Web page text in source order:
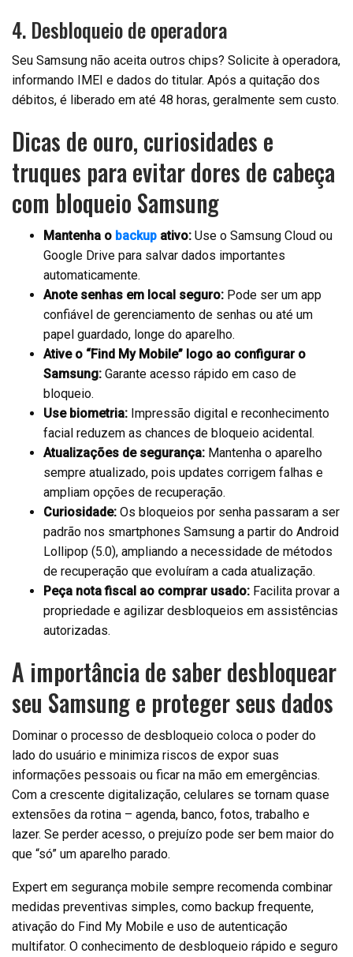
4. Desbloqueio de operadora
Seu Samsung não aceita outros chips? Solicite à operadora,
informando IMEI e dados do titular. Após a quitação dos
débitos, é liberado em até 48 horas, geralmente sem custo.
Dicas de ouro, curiosidades e
truques para evitar dores de cabeça
com bloqueio Samsung
Mantenha o backup ativo: Use o Samsung Cloud ou
Google Drive para salvar dados importantes
automaticamente.
Anote senhas em local seguro: Pode ser um app
confiável de gerenciamento de senhas ou até um
papel guardado, longe do aparelho.
Ative o “Find My Mobile” logo ao configurar o
Samsung: Garante acesso rápido em caso de
bloqueio.
Use biometria: Impressão digital e reconhecimento
facial reduzem as chances de bloqueio acidental.
Atualizações de segurança: Mantenha o aparelho
sempre atualizado, pois updates corrigem falhas e
ampliam opções de recuperação.
Curiosidade: Os bloqueios por senha passaram a ser
padrão nos smartphones Samsung a partir do Android
Lollipop (5.0), ampliando a necessidade de métodos
de recuperação que evoluíram a cada atualização.
Peça nota fiscal ao comprar usado: Facilita provar a
propriedade e agilizar desbloqueios em assistências
autorizadas.
A importância de saber desbloquear
seu Samsung e proteger seus dados
Dominar o processo de desbloqueio coloca o poder do
lado do usuário e minimiza riscos de expor suas
informações pessoais ou ficar na mão em emergências.
Com a crescente digitalização, celulares se tornam quase
extensões da rotina – agenda, banco, fotos, trabalho e
lazer. Se perder acesso, o prejuízo pode ser bem maior do
que “só” um aparelho parado.
Expert em segurança mobile sempre recomenda combinar
medidas preventivas simples, como backup frequente,
ativação do Find My Mobile e uso de autenticação
multifator. O conhecimento de desbloqueio rápido e seguro